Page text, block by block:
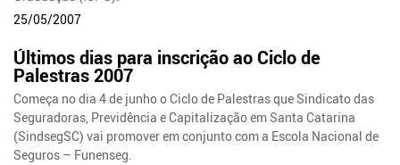
25/05/2007
Últimos dias para inscrição ao Ciclo de
Palestras 2007
Começa no dia 4 de junho o Ciclo de Palestras que Sindicato das
Seguradoras, Previdência e Capitalização em Santa Catarina
(SindsegSC) vai promover em conjunto com a Escola Nacional de
Seguros – Funenseg.